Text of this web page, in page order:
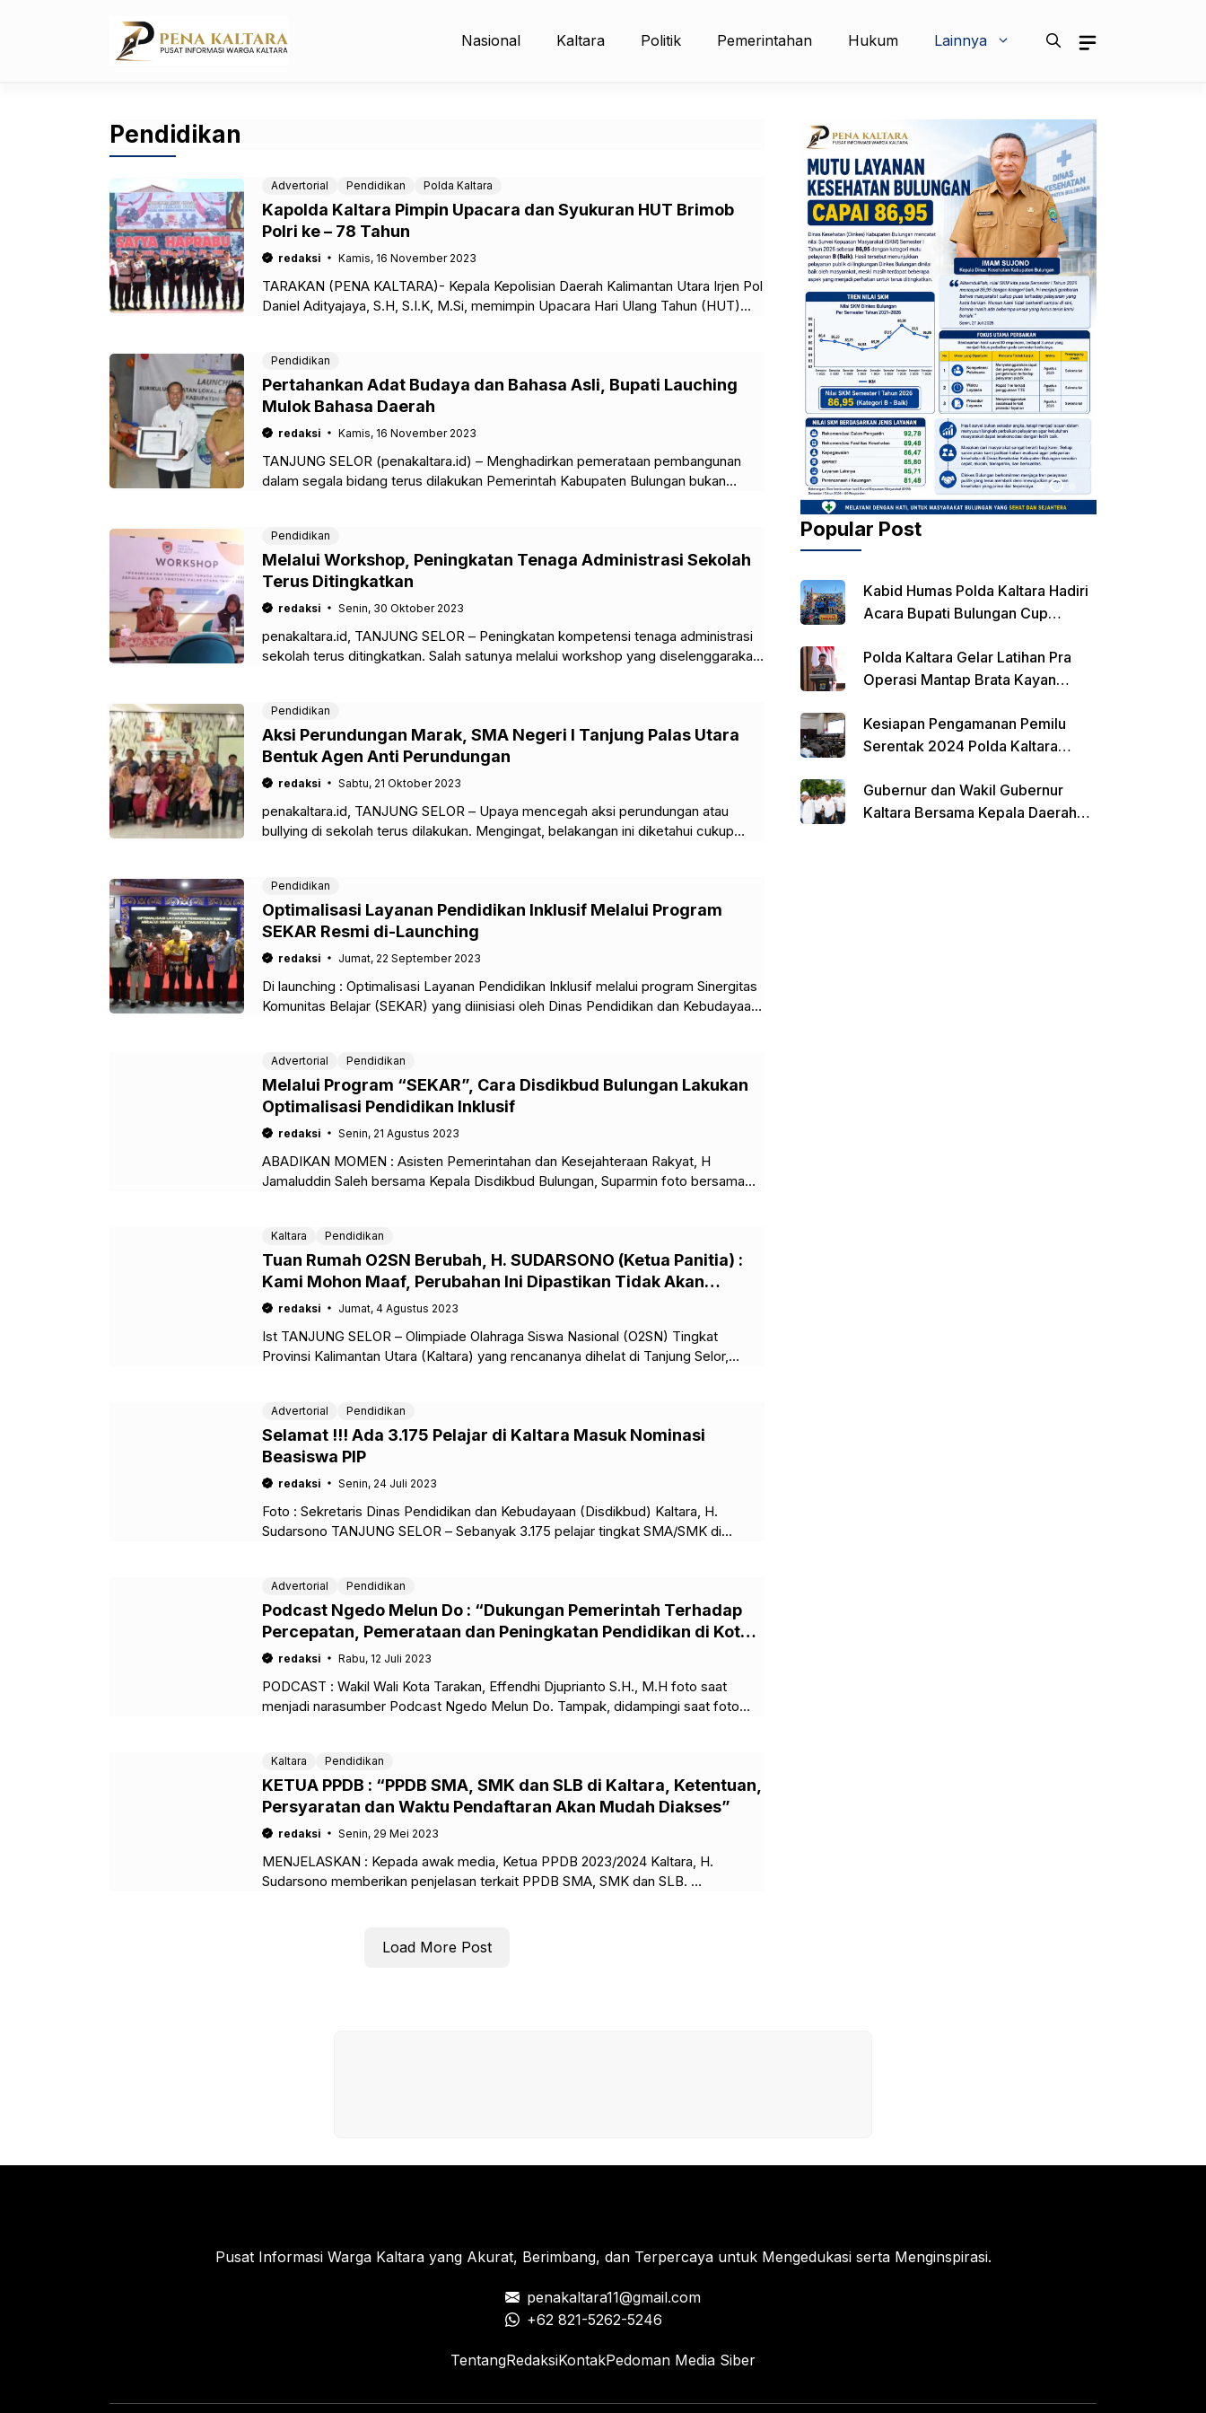
Nasional Kaltara Politik Pemerintahan Hukum Lainnya
Pendidikan
Advertorial Pendidikan Polda Kaltara
Kapolda Kaltara Pimpin Upacara dan Syukuran HUT Brimob
Polri ke – 78 Tahun
redaksi Kamis, 16 November 2023
TARAKAN (PENA KALTARA)- Kepala Kepolisian Daerah Kalimantan Utara Irjen Pol
Daniel Adityajaya, S.H, S.I.K, M.Si, memimpin Upacara Hari Ulang Tahun (HUT)
Pendidikan
Pertahankan Adat Budaya dan Bahasa Asli, Bupati Lauching
Mulok Bahasa Daerah
redaksi Kamis, 16 November 2023
TANJUNG SELOR (penakaltara.id) – Menghadirkan pemerataan pembangunan
dalam segala bidang terus dilakukan Pemerintah Kabupaten Bulungan bukan
Pendidikan
Melalui Workshop, Peningkatan Tenaga Administrasi Sekolah
Terus Ditingkatkan
redaksi Senin, 30 Oktober 2023
penakaltara.id, TANJUNG SELOR – Peningkatan kompetensi tenaga administrasi
sekolah terus ditingkatkan. Salah satunya melalui workshop yang diselenggarakan
Pendidikan
Aksi Perundungan Marak, SMA Negeri I Tanjung Palas Utara
Bentuk Agen Anti Perundungan
redaksi Sabtu, 21 Oktober 2023
penakaltara.id, TANJUNG SELOR – Upaya mencegah aksi perundungan atau
bullying di sekolah terus dilakukan. Mengingat, belakangan ini diketahui cukup
Pendidikan
Optimalisasi Layanan Pendidikan Inklusif Melalui Program
SEKAR Resmi di-Launching
redaksi Jumat, 22 September 2023
Di launching : Optimalisasi Layanan Pendidikan Inklusif melalui program Sinergitas
Komunitas Belajar (SEKAR) yang diinisiasi oleh Dinas Pendidikan dan Kebudayaan
Advertorial Pendidikan
Melalui Program “SEKAR”, Cara Disdikbud Bulungan Lakukan
Optimalisasi Pendidikan Inklusif
redaksi Senin, 21 Agustus 2023
ABADIKAN MOMEN : Asisten Pemerintahan dan Kesejahteraan Rakyat, H
Jamaluddin Saleh bersama Kepala Disdikbud Bulungan, Suparmin foto bersama
Kaltara Pendidikan
Tuan Rumah O2SN Berubah, H. SUDARSONO (Ketua Panitia) :
Kami Mohon Maaf, Perubahan Ini Dipastikan Tidak Akan
Ganggu Perhelatan Tersebut
redaksi Jumat, 4 Agustus 2023
Ist TANJUNG SELOR – Olimpiade Olahraga Siswa Nasional (O2SN) Tingkat
Provinsi Kalimantan Utara (Kaltara) yang rencananya dihelat di Tanjung Selor,
Advertorial Pendidikan
Selamat !!! Ada 3.175 Pelajar di Kaltara Masuk Nominasi
Beasiswa PIP
redaksi Senin, 24 Juli 2023
Foto : Sekretaris Dinas Pendidikan dan Kebudayaan (Disdikbud) Kaltara, H.
Sudarsono TANJUNG SELOR – Sebanyak 3.175 pelajar tingkat SMA/SMK di
Advertorial Pendidikan
Podcast Ngedo Melun Do : “Dukungan Pemerintah Terhadap
Percepatan, Pemerataan dan Peningkatan Pendidikan di Kota
Tarakan”
redaksi Rabu, 12 Juli 2023
PODCAST : Wakil Wali Kota Tarakan, Effendhi Djuprianto S.H., M.H foto saat
menjadi narasumber Podcast Ngedo Melun Do. Tampak, didampingi saat foto
Kaltara Pendidikan
KETUA PPDB : “PPDB SMA, SMK dan SLB di Kaltara, Ketentuan,
Persyaratan dan Waktu Pendaftaran Akan Mudah Diakses”
redaksi Senin, 29 Mei 2023
MENJELASKAN : Kepada awak media, Ketua PPDB 2023/2024 Kaltara, H.
Sudarsono memberikan penjelasan terkait PPDB SMA, SMK dan SLB.
Load More Post
Popular Post
Kabid Humas Polda Kaltara Hadiri
Acara Bupati Bulungan Cup
Polda Kaltara Gelar Latihan Pra
Operasi Mantap Brata Kayan
Kesiapan Pengamanan Pemilu
Serentak 2024 Polda Kaltara
Gubernur dan Wakil Gubernur
Kaltara Bersama Kepala Daerah
Pusat Informasi Warga Kaltara yang Akurat, Berimbang, dan Terpercaya untuk Mengedukasi serta Menginspirasi.
penakaltara11@gmail.com
+62 821-5262-5246
TentangRedaksiKontakPedoman Media Siber